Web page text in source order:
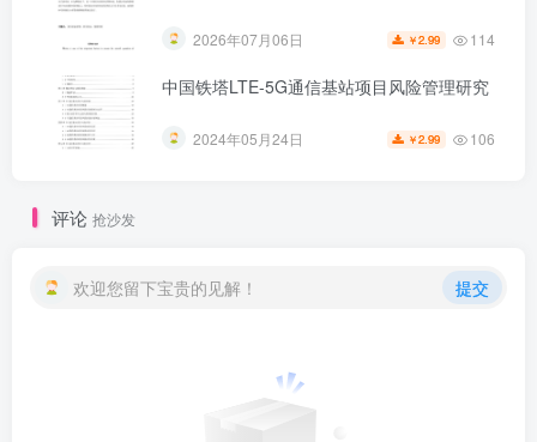
第6页 / 共44页
2026年07月06日 ￥2.99 114
中国铁塔LTE-5G通信基站项目风险管理研究
2024年05月24日 ￥2.99 106
评论 抢沙发
欢迎您留下宝贵的见解！ 提交